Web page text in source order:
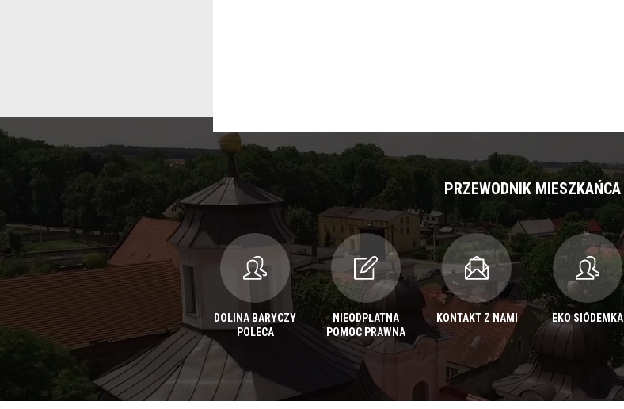
PRZEWODNIK MIESZKAŃCA
DOLINA BARYCZY
POLECA
NIEODPŁATNA
POMOC PRAWNA
KONTAKT Z NAMI EKO SIÓDEMKA